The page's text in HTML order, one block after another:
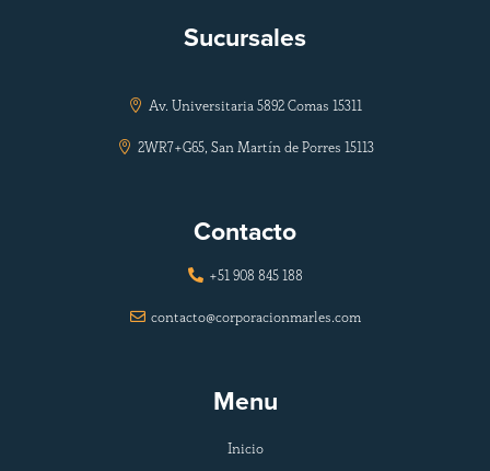
Sucursales
 Av. Universitaria 5892 Comas 15311
 2WR7+G65, San Martín de Porres 15113
Contacto
 +51 908 845 188
 contacto@corporacionmarles.com
Menu
Inicio